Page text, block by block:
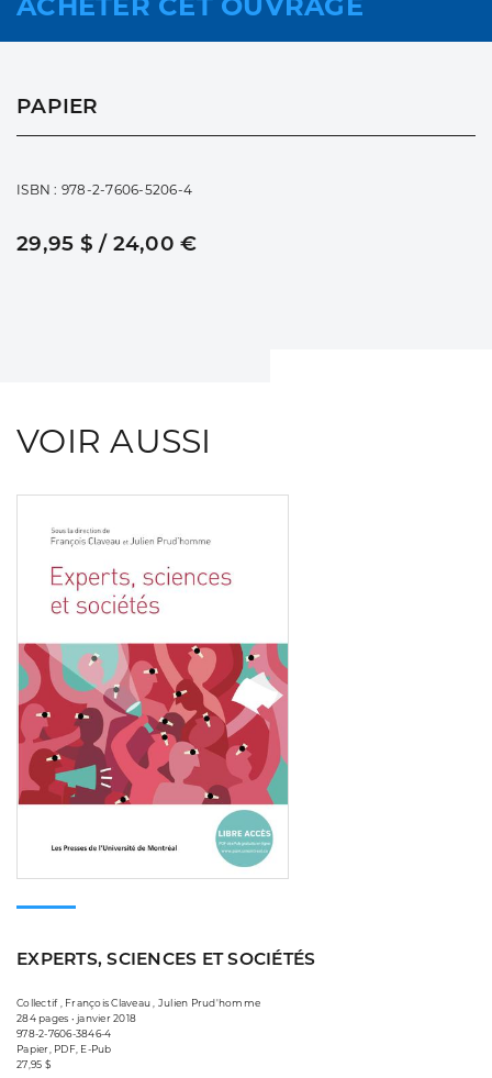
PAPIER
ISBN : 978-2-7606-5206-4
29,95 $ / 24,00 €
VOIR AUSSI
EXPERTS, SCIENCES ET SOCIÉTÉS
Collectif , François Claveau , Julien Prud'homme
284 pages • janvier 2018
978-2-7606-3846-4
Papier, PDF, E-Pub
27,95 $